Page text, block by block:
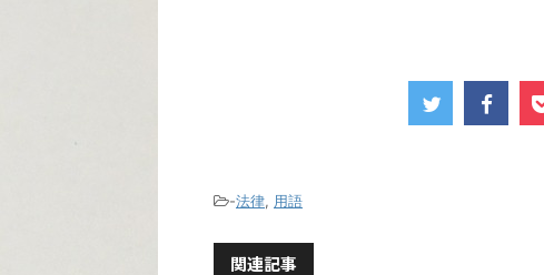
-法律, 用語
関連記事